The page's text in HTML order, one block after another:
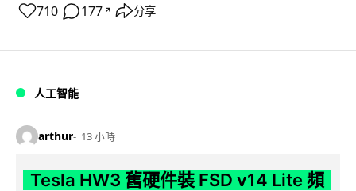
710 177 ↗ 分享
人工智能
arthur 13 小時
Tesla HW3 舊硬件裝 FSD v14 Lite 頻